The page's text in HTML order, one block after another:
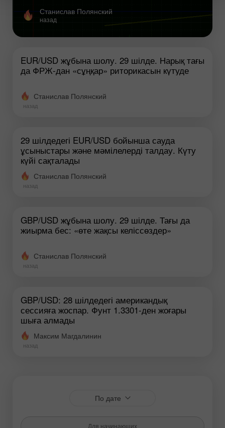
Станислав Полянский
назад
EUR/USD жұбына шолу. 29 шілде. Нарық тағы
да ФРЖ-дан «сұңқар» риторикасын күтуде
Станислав Полянский
назад
29 шілдедегі EUR/USD бойынша сауда
ұсыныстары және мәмілелерді талдау. Күту
күйі сақталады
Станислав Полянский
назад
GBP/USD жұбына шолу. 29 шілде. Тағы да
жиырма бес: «өте жақсы келіссөздер»
Станислав Полянский
назад
GBP/USD: 28 шілдедегі американдық
сессияға жоспар. Фунт 1.3301-ден жоғары
шыға алмады
Максим Магдалинин
назад
По дате
Для начинающих